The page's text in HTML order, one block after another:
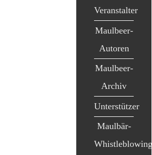
Veranstalter
Maulbeer-
Autoren
Maulbeer-
Archiv
Unterstützer
Maulbär-
Whistleblowing